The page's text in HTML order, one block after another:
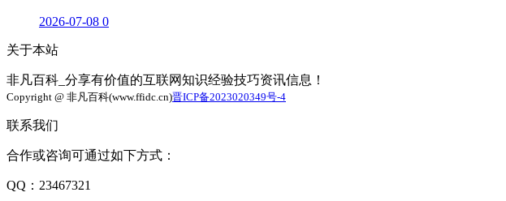
2026-07-08 0
关于本站
非凡百科_分享有价值的互联网知识经验技巧资讯信息！
Copyright @ 非凡百科(www.ffidc.cn)晋ICP备2023020349号-4
联系我们
合作或咨询可通过如下方式：
QQ：23467321